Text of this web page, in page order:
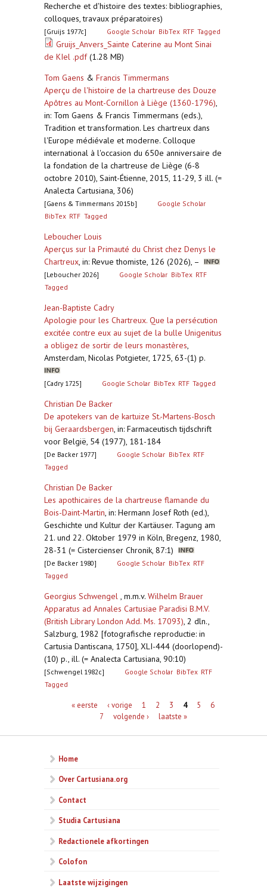
Recherche et d'histoire des textes: bibliographies,
colloques, travaux préparatoires)
[Gruijs 1977c] Google Scholar BibTex RTF Tagged
Gruijs_Anvers_Sainte Caterine au Mont Sinai
de KIel .pdf(1.28 MB)
Tom Gaens & Francis Timmermans
Aperçu de l'histoire de la chartreuse des Douze
Apôtres au Mont-Cornillon à Liège (1360-1796),
in: Tom Gaens & Francis Timmermans (eds.),
Tradition et transformation. Les chartreux dans
l'Europe médiévale et moderne. Colloque
international à l'occasion du 650e anniversaire de
la fondation de la chartreuse de Liège (6-8
octobre 2010), Saint-Étienne, 2015, 11-29, 3 ill. (=
Analecta Cartusiana, 306)
[Gaens & Timmermans 2015b]
Google Scholar
BibTex RTF Tagged
Leboucher Louis
Aperçus sur la Primauté du Christ chez Denys le
Chartreux, in: Revue thomiste, 126 (2026), –
[Leboucher 2026] Google Scholar BibTex RTF
Tagged
Jean-Baptiste Cadry
Apologie pour les Chartreux. Que la persécution
excitée contre eux au sujet de la bulle Unigenitus
a obligez de sortir de leurs monastères,
Amsterdam, Nicolas Potgieter, 1725, 63-(1) p.
[Cadry 1725] Google Scholar BibTex RTF Tagged
Christian De Backer
De apotekers van de kartuize St.-Martens-Bosch
bij Geraardsbergen, in: Farmaceutisch tijdschrift
voor België, 54 (1977), 181-184
[De Backer 1977] Google Scholar BibTex RTF
Tagged
Christian De Backer
Les apothicaires de la chartreuse flamande du
Bois-Daint-Martin, in: Hermann Josef Roth (ed.),
Geschichte und Kultur der Kartäuser. Tagung am
21. und 22. Oktober 1979 in Köln, Bregenz, 1980,
28-31 (= Cistercienser Chronik, 87:1)
[De Backer 1980] Google Scholar BibTex RTF
Tagged
Georgius Schwengel , m.m.v. Wilhelm Brauer
Apparatus ad Annales Cartusiae Paradisi B.M.V.
(British Library London Add. Ms. 17093), 2 dln.,
Salzburg, 1982 [fotografische reproductie: in
Cartusia Dantiscana, 1750], XLI-444 (doorlopend)-
(10) p., ill. (= Analecta Cartusiana, 90:10)
[Schwengel 1982c] Google Scholar BibTex RTF
Tagged
Pagina's« eerste ‹ vorige 1 2 3 4 5
6
7
volgende › laatste »
Home
Over Cartusiana.org
Contact
Studia Cartusiana
Redactionele afkortingen
Colofon
Laatste wijzigingen